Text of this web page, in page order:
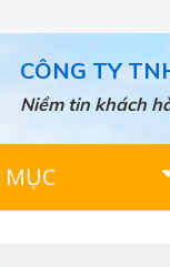
CÔNG TY
Niềm tin khách
MỤC